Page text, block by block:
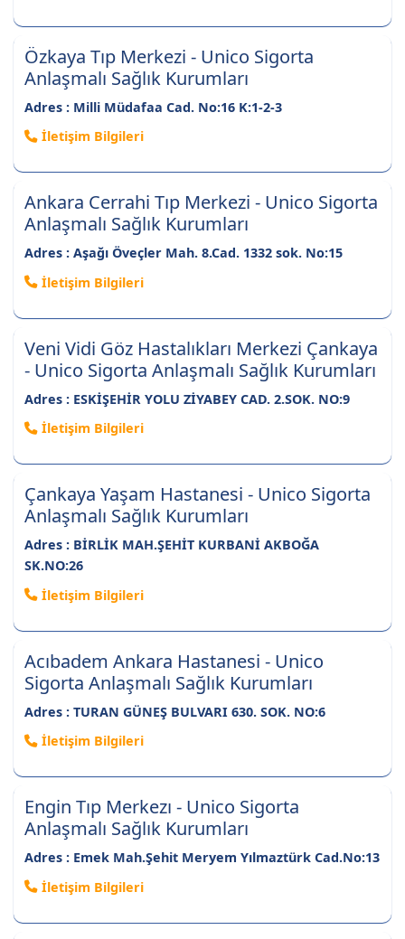
Özkaya Tıp Merkezi - Unico Sigorta
Anlaşmalı Sağlık Kurumları
Adres : Milli Müdafaa Cad. No:16 K:1-2-3
İletişim Bilgileri
Ankara Cerrahi Tıp Merkezi - Unico Sigorta
Anlaşmalı Sağlık Kurumları
Adres : Aşağı Öveçler Mah. 8.Cad. 1332 sok. No:15
İletişim Bilgileri
Veni Vidi Göz Hastalıkları Merkezi Çankaya
- Unico Sigorta Anlaşmalı Sağlık Kurumları
Adres : ESKİŞEHİR YOLU ZİYABEY CAD. 2.SOK. NO:9
İletişim Bilgileri
Çankaya Yaşam Hastanesi - Unico Sigorta
Anlaşmalı Sağlık Kurumları
Adres : BİRLİK MAH.ŞEHİT KURBANİ AKBOĞA
SK.NO:26
İletişim Bilgileri
Acıbadem Ankara Hastanesi - Unico
Sigorta Anlaşmalı Sağlık Kurumları
Adres : TURAN GÜNEŞ BULVARI 630. SOK. NO:6
İletişim Bilgileri
Engin Tıp Merkezı - Unico Sigorta
Anlaşmalı Sağlık Kurumları
Adres : Emek Mah.Şehit Meryem Yılmaztürk Cad.No:13
İletişim Bilgileri